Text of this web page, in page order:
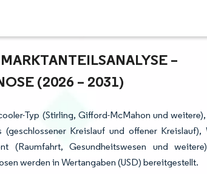
– W
(2026 – 2031)
Typ (Stirling, Gifford-McMahon und
Kreislauf und offener Kreislauf),
(Raumfahrt, Gesundheitswesen und
werden in Wertangaben (USD) bereitgestellt.